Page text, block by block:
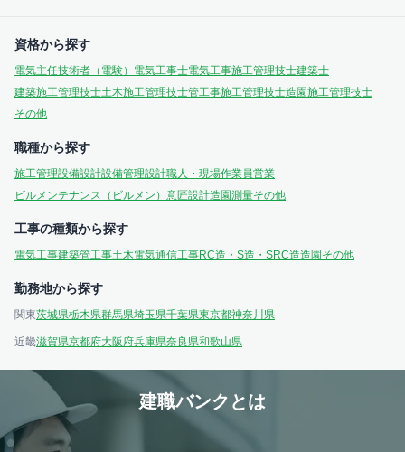
資格から探す
電気主任技術者（電験） 電気工事士電気工事施工管理技士建築士
建築施工管理技士土木施工管理技士管工事施工管理技士造園施工管理技士
その他
職種から探す
施工管理設備設計設備管理設計職人・現場作業員営業
ビルメンテナンス（ビルメン） 意匠設計造園測量その他
工事の種類から探す
電気工事建築管工事土木電気通信工事RC造・S造・SRC造造園 その他
勤務地から探す
関東茨城県栃木県群馬県埼玉県千葉県東京都神奈川県
近畿滋賀県京都府大阪府兵庫県奈良県和歌山県
建職バンクとは